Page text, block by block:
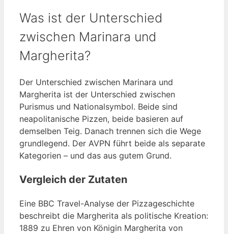
Was ist der Unterschied
zwischen Marinara und
Margherita?
Der Unterschied zwischen Marinara und
Margherita ist der Unterschied zwischen
Purismus und Nationalsymbol. Beide sind
neapolitanische Pizzen, beide basieren auf
demselben Teig. Danach trennen sich die Wege
grundlegend. Der AVPN führt beide als separate
Kategorien – und das aus gutem Grund.
Vergleich der Zutaten
Eine BBC Travel-Analyse der Pizzageschichte
beschreibt die Margherita als politische Kreation:
1889 zu Ehren von Königin Margherita von